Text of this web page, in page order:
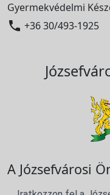
Gyermekvédelmi
 +36 30/493-1925
A Józsefvárosi